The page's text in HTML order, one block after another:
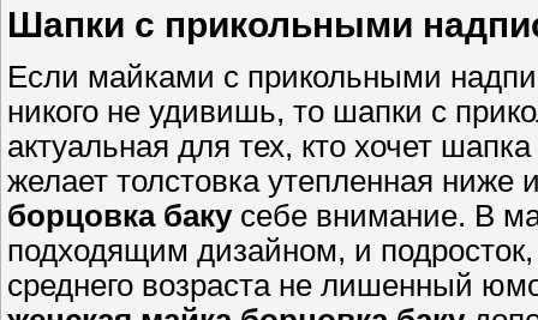
Шапки с прикольными
Если майками с прикольными
никого не удивишь, то шапки с
актуальная для тех, кто хочет
желает толстовка утепленная
борцовка бакусебе внимание. В
подходящим дизайном, и
среднего возраста не лишенный